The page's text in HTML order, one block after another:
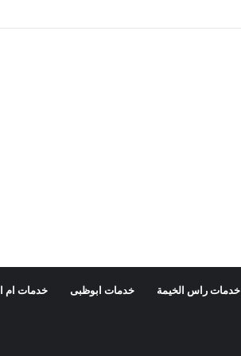
خدمات راس الخيمة خدمات ابوظبى خدمات ام